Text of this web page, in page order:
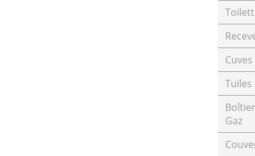
Tuiles
Gaz